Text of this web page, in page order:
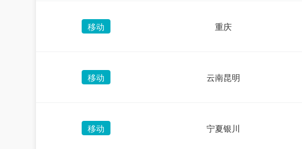
移动 重庆
移动 云南昆明
移动 宁夏银川